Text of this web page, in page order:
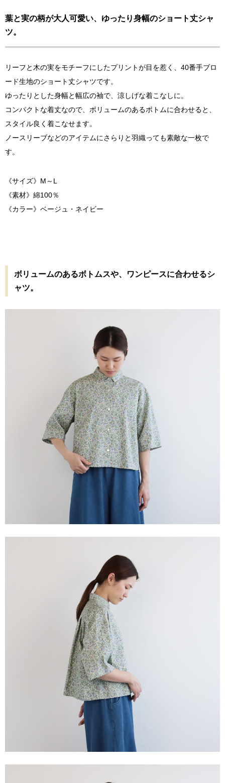
葉と実の柄が大人可愛い、ゆったり身幅のショート丈シャ
ツ。
リーフと木の実をモチーフにしたプリントが目を惹く、40番手ブロ
ード生地のショート丈シャツです。
ゆったりとした身幅と幅広の袖で、涼しげな着こなしに。
コンパクトな着丈なので、ボリュームのあるボトムに合わせると、
スタイル良く着こなせます。
ノースリーブなどのアイテムにさらりと羽織っても素敵な一枚で
す。
《サイズ》M～L
《素材》綿100％
《カラー》ベージュ・ネイビー
ボリュームのあるボトムスや、ワンピースに合わせるシ
ャツ。